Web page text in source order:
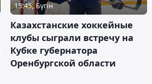
15:45, Бүгін
Казахстанские хоккейные
клубы сыграли встречу на
Кубке губернатора
Оренбургской области